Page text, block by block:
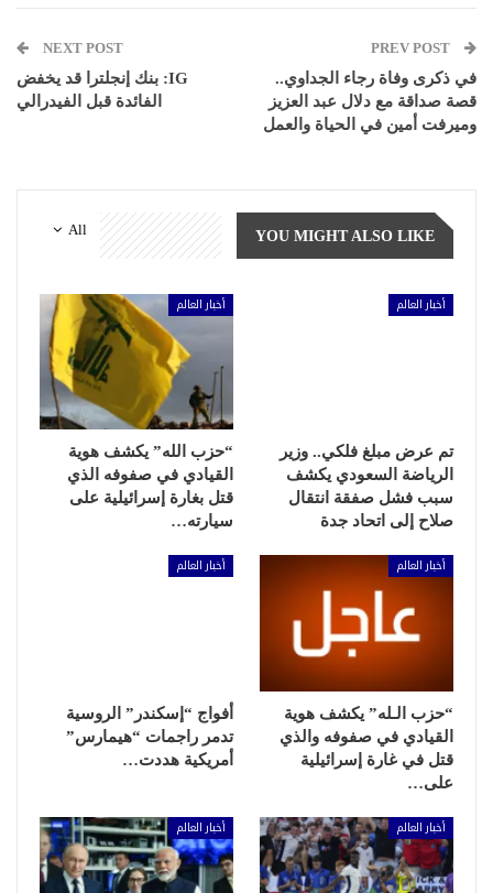
في ذكرى وفاة رجاء الجداوي..
قصة صداقة مع دلال عبد العزيز
وميرفت أمين في الحياة والعمل
NEXT POST
IG: بنك إنجلترا قد يخفض
الفائدة قبل الفيدرالي
All YOU MIGHT ALSO LIKE
أخبار العالم
تم عرض مبلغ فلكي.. وزير
الرياضة السعودي يكشف
سبب فشل صفقة انتقال
صلاح إلى اتحاد جدة
أخبار العالم
“حزب الله” يكشف هوية
القيادي في صفوفه الذي
قتل بغارة إسرائيلية على
سيارته…
أخبار العالم
“حزب الـله” يكشف هوية
القيادي في صفوفه والذي
قتل في غارة إسرائيلية
على…
أخبار العالم
أفواج “إسكندر” الروسية
تدمر راجمات “هيمارس”
أمريكية هددت…
أخبار العالم أخبار العالم